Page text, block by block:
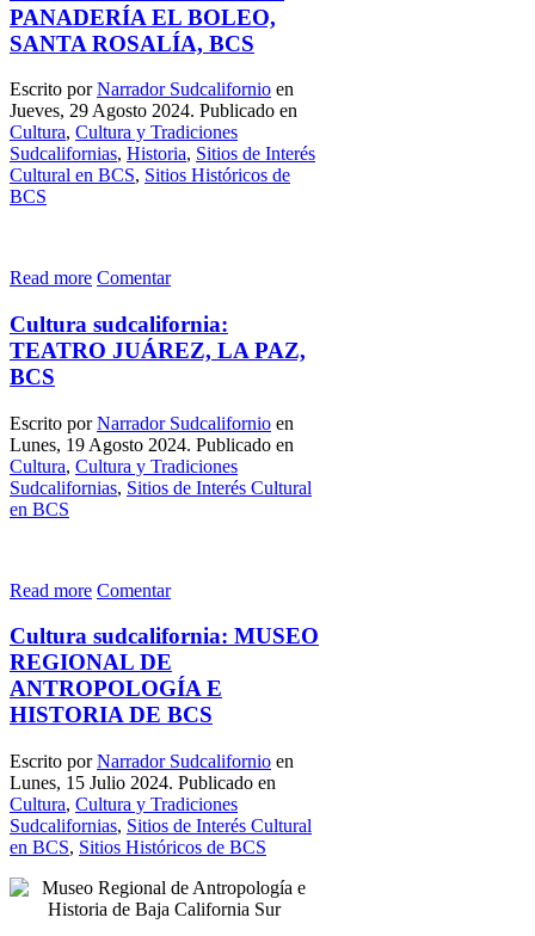
PANADERÍA EL BOLEO,
SANTA ROSALÍA, BCS
Escrito porNarrador Sudcalifornio en
Jueves, 29 Agosto 2024. Publicado en
Cultura, Cultura y Tradiciones
Sudcalifornias, Historia, Sitios de Interés
Cultural en BCS, Sitios Históricos de
BCS
Read more Comentar
Cultura sudcalifornia:
TEATRO JUÁREZ, LA PAZ,
BCS
Escrito porNarrador Sudcalifornio en
Lunes, 19 Agosto 2024. Publicado en
Cultura, Cultura y Tradiciones
Sudcalifornias, Sitios de Interés Cultural
en BCS
Read more Comentar
Cultura sudcalifornia: MUSEO
REGIONAL DE
ANTROPOLOGÍA E
HISTORIA DE BCS
Escrito porNarrador Sudcalifornio en
Lunes, 15 Julio 2024. Publicado en
Cultura, Cultura y Tradiciones
Sudcalifornias, Sitios de Interés Cultural
en BCS, Sitios Históricos de BCS